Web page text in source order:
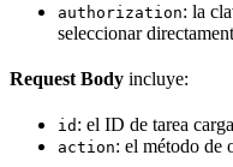
authorization: la
seleccionar
Request Body incluye:
id : el ID de tarea
action: el método de